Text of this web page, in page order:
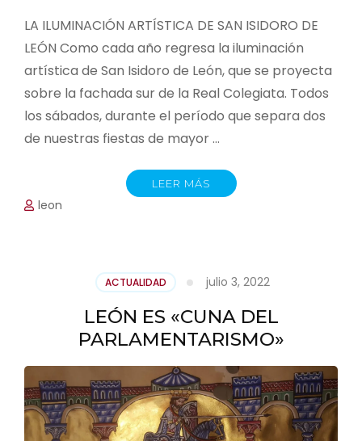
LA ILUMINACIÓN ARTÍSTICA DE SAN ISIDORO DE
LEÓN Como cada año regresa la iluminación
artística de San Isidoro de León, que se proyecta
sobre la fachada sur de la Real Colegiata. Todos
los sábados, durante el período que separa dos
de nuestras fiestas de mayor …
LEER MÁS
leon
ACTUALIDAD julio 3, 2022
LEÓN ES «CUNA DEL
PARLAMENTARISMO»